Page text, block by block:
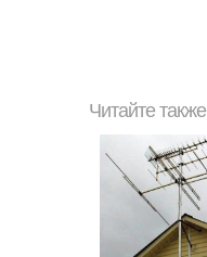
Читайте также